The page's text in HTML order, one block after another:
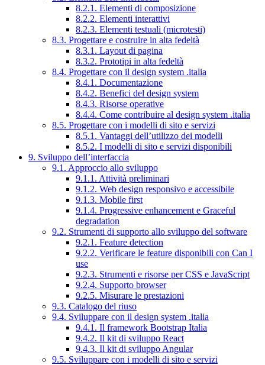
8.2.1. Elementi di composizione
8.2.2. Elementi interattivi
8.2.3. Elementi testuali (microtesti)
8.3. Progettare e costruire in alta fedeltà
8.3.1. Layout di pagina
8.3.2. Prototipi in alta fedeltà
8.4. Progettare con il design system .italia
8.4.1. Documentazione
8.4.2. Benefici del design system
8.4.3. Risorse operative
8.4.4. Come contribuire al design system .italia
8.5. Progettare con i modelli di sito e servizi
8.5.1. Vantaggi dell’utilizzo dei modelli
8.5.2. I modelli di sito e servizi disponibili
9. Sviluppo dell’interfaccia
9.1. Approccio allo sviluppo
9.1.1. Attività preliminari
9.1.2. Web design responsivo e accessibile
9.1.3. Mobile first
9.1.4. Progressive enhancement e Graceful
degradation
9.2. Strumenti di supporto allo sviluppo del software
9.2.1. Feature detection
9.2.2. Verificare le feature disponibili con Can I
use
9.2.3. Strumenti e risorse per CSS e JavaScript
9.2.4. Supporto browser
9.2.5. Misurare le prestazioni
9.3. Catalogo del riuso
9.4. Sviluppare con il design system .italia
9.4.1. Il framework Bootstrap Italia
9.4.2. Il kit di sviluppo React
9.4.3. Il kit di sviluppo Angular
9.5. Sviluppare con i modelli di sito e servizi